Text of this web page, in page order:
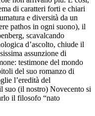
di caratteri forti e chiari
e diversità da un
pathos in ogni suono), il
scavalcando
d’ascolto, chiude il
assunzione di
testimone del mondo
del suo romanzo di
l’eredità del
suo (il nostro) Novecento si
il filosofo “nato